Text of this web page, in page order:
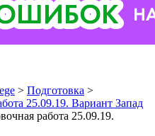
ege > Подготовка >
25.09.19. Вариант Запад
работа 25.09.19.